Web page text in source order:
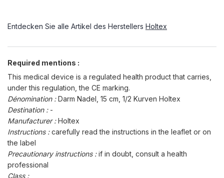
Entdecken Sie alle Artikel des Herstellers Holtex
Required mentions :
This medical device is a regulated health product that carries,
under this regulation, the CE marking.
Dénomination :Darm Nadel, 15 cm, 1/2 Kurven Holtex
Destination : -
Manufacturer :Holtex
Instructions :carefully read the instructions in the leaflet or on
the label
Precautionary instructions :if in doubt, consult a health
professional
Class :